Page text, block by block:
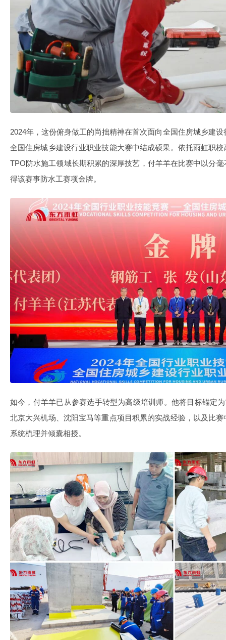
2024年，这份俯身做工的尚拙精神在首次面向全国住房城乡建
全国住房城乡建设行业职业技能大赛中结成硕果。依托雨虹职
TPO防水施工领域长期积累的深厚技艺，付羊羊在比赛中以分
得该赛事防水工赛项金牌。
如今，付羊羊已从参赛选手转型为高级培训师。他将目标锚定
北京大兴机场、沈阳宝马等重点项目积累的实战经验，以及比
系统梳理并倾囊相授。